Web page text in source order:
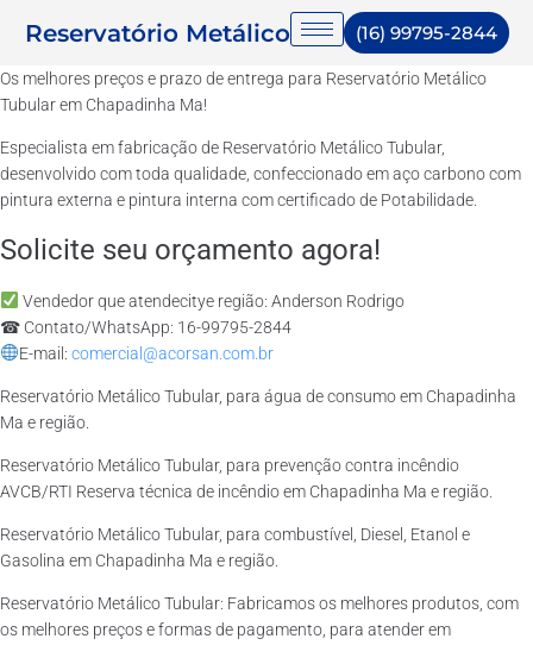
Reservatório Metálico (16) 99795-2844
Os melhores preços e prazo de entrega para Reservatório Metálico
Tubular em Chapadinha Ma!
Especialista em fabricação de Reservatório Metálico Tubular,
desenvolvido com toda qualidade, confeccionado em aço carbono com
pintura externa e pintura interna com certificado de Potabilidade.
Solicite seu orçamento agora!
Vendedor que atendecitye região: Anderson Rodrigo
☎ Contato/WhatsApp: 16-99795-2844
E-mail: comercial@acorsan.com.br
Reservatório Metálico Tubular, para água de consumo em Chapadinha
Ma e região.
Reservatório Metálico Tubular, para prevenção contra incêndio
AVCB/RTI Reserva técnica de incêndio em Chapadinha Ma e região.
Reservatório Metálico Tubular, para combustível, Diesel, Etanol e
Gasolina em Chapadinha Ma e região.
Reservatório Metálico Tubular: Fabricamos os melhores produtos, com
os melhores preços e formas de pagamento, para atender em